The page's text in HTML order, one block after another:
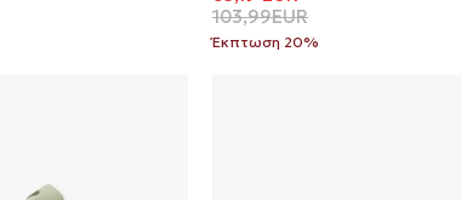
103,99EUR
Έκπτωση 20%